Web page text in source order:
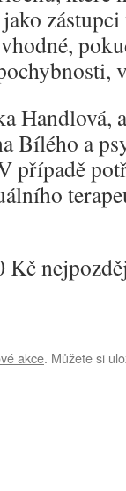
Handlová,
Bílého a
případě
Kč
akce. Můžete si